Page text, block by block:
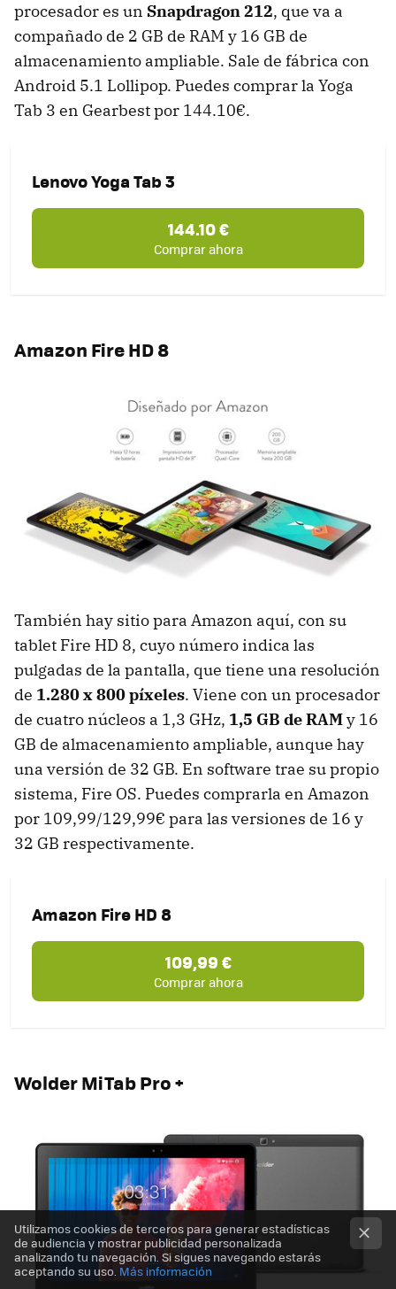
procesador es un Snapdragon 212, que va a
compañado de 2 GB de RAM y 16 GB de
almacenamiento ampliable. Sale de fábrica con
Android 5.1 Lollipop. Puedes comprar la Yoga
Tab 3 en Gearbest por 144.10€.
Lenovo Yoga Tab 3
144.10 €
Comprar ahora
Amazon Fire HD 8
También hay sitio para Amazon aquí, con su
tablet Fire HD 8, cuyo número indica las
pulgadas de la pantalla, que tiene una resolución
de 1.280 x 800 píxeles. Viene con un procesador
de cuatro núcleos a 1,3 GHz, 1,5 GB de RAMy 16
GB de almacenamiento ampliable, aunque hay
una versión de 32 GB. En software trae su propio
sistema, Fire OS. Puedes comprarla en Amazon
por 109,99/129,99€ para las versiones de 16 y
32 GB respectivamente.
Amazon Fire HD 8
109,99 €
Comprar ahora
Wolder MiTab Pro +
Utilizamos cookies de terceros para generar estadísticas
de audiencia y mostrar publicidad personalizada
analizando tu navegación. Si sigues navegando estarás
aceptando su uso. Más información